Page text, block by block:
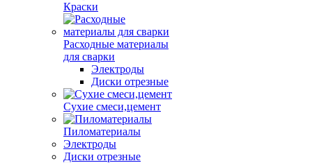
Краски
Расходные материалы
для сварки
Электроды
Диски отрезные
Сухие смеси,цемент
Пиломатериалы
Электроды
Диски отрезные